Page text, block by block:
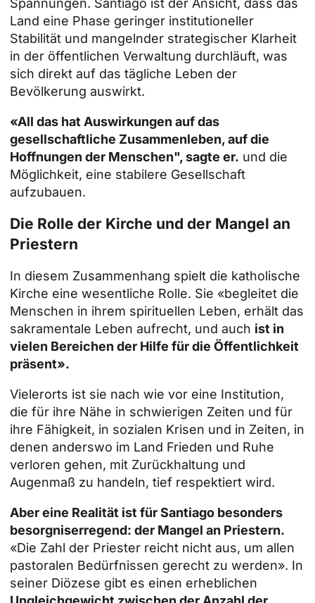
Spannungen. Santiago ist der Ansicht, dass das
Land eine Phase geringer institutioneller
Stabilität und mangelnder strategischer Klarheit
in der öffentlichen Verwaltung durchläuft, was
sich direkt auf das tägliche Leben der
Bevölkerung auswirkt.
«All das hat Auswirkungen auf das
gesellschaftliche Zusammenleben, auf die
Hoffnungen der Menschen", sagte er. und die
Möglichkeit, eine stabilere Gesellschaft
aufzubauen.
Die Rolle der Kirche und der Mangel an
Priestern
In diesem Zusammenhang spielt die katholische
Kirche eine wesentliche Rolle. Sie «begleitet die
Menschen in ihrem spirituellen Leben, erhält das
sakramentale Leben aufrecht, und auch ist in
vielen Bereichen der Hilfe für die Öffentlichkeit
präsent».
Vielerorts ist sie nach wie vor eine Institution,
die für ihre Nähe in schwierigen Zeiten und für
ihre Fähigkeit, in sozialen Krisen und in Zeiten, in
denen anderswo im Land Frieden und Ruhe
verloren gehen, mit Zurückhaltung und
Augenmaß zu handeln, tief respektiert wird.
Aber eine Realität ist für Santiago besonders
besorgniserregend: der Mangel an Priestern.
«Die Zahl der Priester reicht nicht aus, um allen
pastoralen Bedürfnissen gerecht zu werden». In
seiner Diözese gibt es einen erheblichen